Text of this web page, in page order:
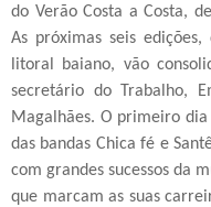
do Verão Costa a Costa,
As próximas seis
litoral baiano, vão
secretário do Trabalho,
Magalhães. O primeiro
das bandas Chica fé e
com grandes sucessos da
que marcam as suas